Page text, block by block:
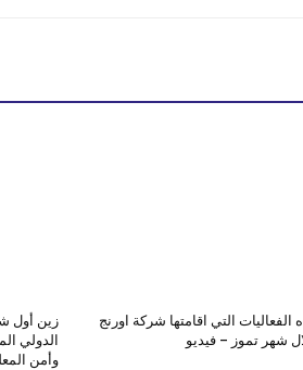
الفعاليات التي اقامتها شركة اورنج
شهر تموز – فيديو
زين أول
الدولي
وأمن